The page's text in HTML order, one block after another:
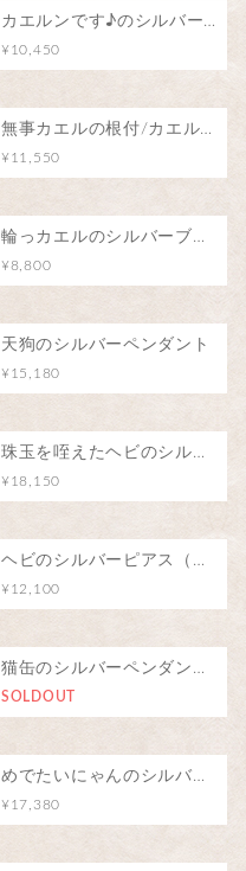
カエルンです♪のシルバーペンダント
¥10,450
無事カエルの根付/カエル号に乗って
¥11,550
輪っカエルのシルバーブローチ（ピンバッジ）
¥8,800
天狗のシルバーペンダント
¥15,180
珠玉を咥えたヘビのシルバーペンダント(アメジスト/水晶)
¥18,150
ヘビのシルバーピアス（両耳）
¥12,100
猫缶のシルバーペンダント/猫の夢
SOLDOUT
めでたいにゃんのシルバーペンダント
¥17,380